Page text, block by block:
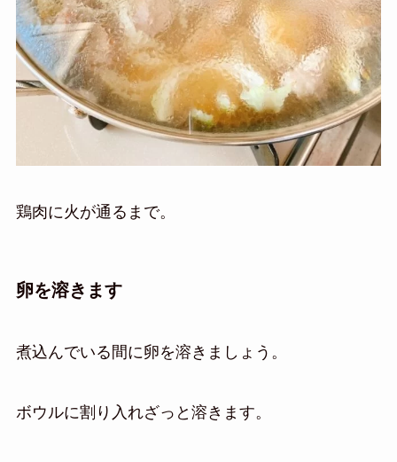
鶏肉に火が通るまで。
卵を溶きます
煮込んでいる間に卵を溶きましょう。
ボウルに割り入れざっと溶きます。